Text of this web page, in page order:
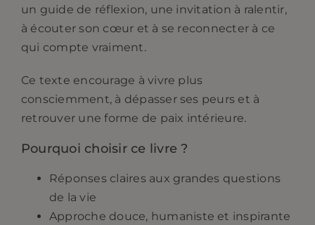
un guide de réflexion, une invitation à ralentir,
à écouter son cœur et à se reconnecter à ce
qui compte vraiment.
Ce texte encourage à vivre plus
consciemment, à dépasser ses peurs et à
retrouver une forme de paix intérieure.
Pourquoi choisir ce livre ?
Réponses claires aux grandes questions
de la vie
Approche douce, humaniste et inspirante